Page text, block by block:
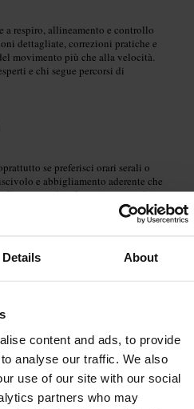
Details About
content and ads, to provide
analyse our traffic. We also
use of our site with our social
partners who may
a respiro, allineamento e controllo
dettagliate, correzioni pratiche e
movimento più che alla velocità.
e chi segue percorsi di
se preferisci orari serali o
e abbigliamento aderente che
l'istruttore di infortuni o particolari